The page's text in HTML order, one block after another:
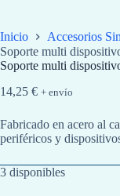
Inicio
Accesorios
Soporte multi
Soporte multi
14,25 € + envío
Fabricado en acero al
periféricos y
3 disponibles